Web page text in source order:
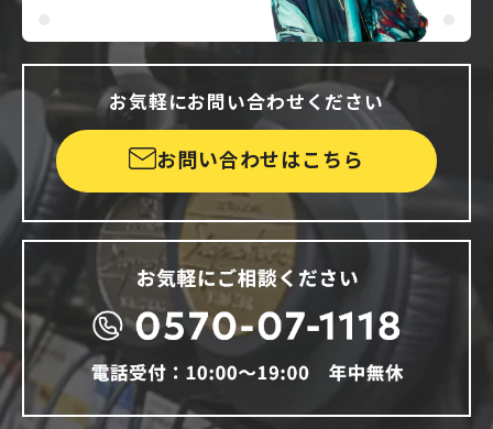
お気軽にお問い合わせください
お問い合わせはこちら